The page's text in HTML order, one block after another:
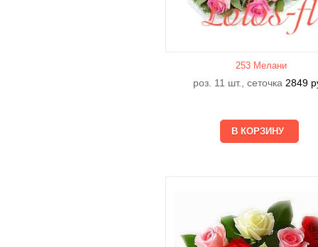
253 Мелани
роз. 11 шт., сеточка 2849